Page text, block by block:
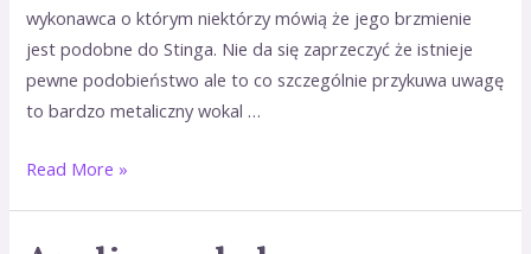
wykonawca o którym niektórzy mówią że jego brzmienie
jest podobne do Stinga. Nie da się zaprzeczyć że istnieje
pewne podobieństwo ale to co szczególnie przykuwa uwagę
to bardzo metaliczny wokal …
Read More »